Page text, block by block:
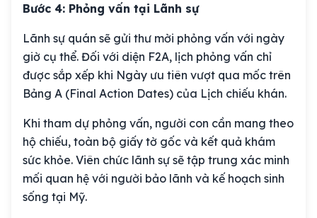
Bước 4: Phỏng vấn tại Lãnh sự
Lãnh sự quán sẽ gửi thư mời phỏng vấn với ngày
giờ cụ thể. Đối với diện F2A, lịch phỏng vấn chỉ
được sắp xếp khi Ngày ưu tiên vượt qua mốc trên
Bảng A (Final Action Dates) của Lịch chiếu khán.
Khi tham dự phỏng vấn, người con cần mang theo
hộ chiếu, toàn bộ giấy tờ gốc và kết quả khám
sức khỏe. Viên chức lãnh sự sẽ tập trung xác minh
mối quan hệ với người bảo lãnh và kế hoạch sinh
sống tại Mỹ.